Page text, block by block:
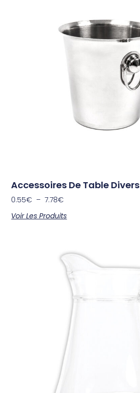
Accessoires De Table Divers
0.55€ – 7.78€
Voir Les Produits